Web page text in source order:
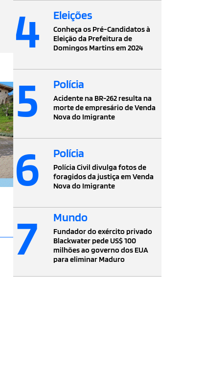
4 Eleições
Conheça os Pré-Candidatos à
Eleição da Prefeitura de
Domingos Martins em 2024
5 Polícia
Acidente na BR-262 resulta na
morte de empresário de Venda
Nova do Imigrante
6 Polícia
Polícia Civil divulga fotos de
foragidos da justiça em Venda
Nova do Imigrante
7 Mundo
Fundador do exército privado
Blackwater pede US$ 100
milhões ao governo dos EUA
para eliminar Maduro